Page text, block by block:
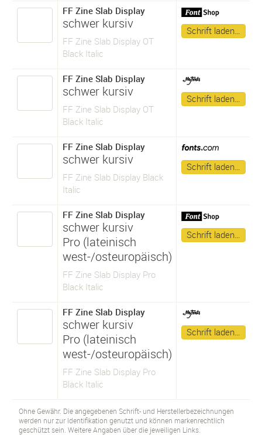
FF Zine Slab Display
schwer kursiv
FF Zine Slab Display OT
Black Italic
Schrift laden…
FF Zine Slab Display
schwer kursiv
FF Zine Slab Display OT
Black Italic
Schrift laden…
FF Zine Slab Display
schwer kursiv
FF Zine Slab Display Black
Italic
Schrift laden…
FF Zine Slab Display
schwer kursiv
Pro (lateinisch
west-/osteuropäisch)
FF Zine Slab Display Pro
Black Italic
Schrift laden…
FF Zine Slab Display
schwer kursiv
Pro (lateinisch
west-/osteuropäisch)
FF Zine Slab Display Pro
Black Italic
Schrift laden…
Ohne Gewähr. Die angegebenen Schrift- und Herstellerbezeichnungen
werden nur zur Identifikation genutzt und können markenrechtlich
geschützt sein. Weitere Angaben über die jeweiligen Links.